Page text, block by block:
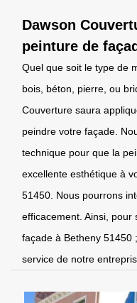
Dawson
peinture de
Quel que soit le type de
bois, béton, pierre, ou
Couverture saura
peindre votre façade.
technique pour que la
excellente esthétique à
51450. Nous pourrons
efficacement. Ainsi, pour
façade à Betheny 51450
service de notre